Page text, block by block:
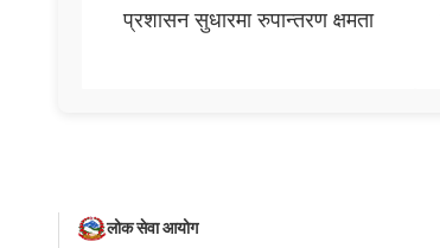
प्रशासन सुधारमा रुपान्तरण क्षमता
लोक सेवा आयोग